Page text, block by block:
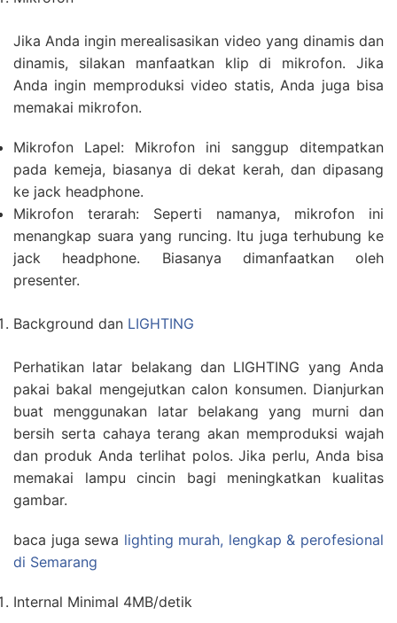
Jika Anda ingin merealisasikan video yang dinamis dan
dinamis, silakan manfaatkan klip di mikrofon. Jika
Anda ingin memproduksi video statis, Anda juga bisa
memakai mikrofon.
Mikrofon Lapel: Mikrofon ini sanggup ditempatkan
pada kemeja, biasanya di dekat kerah, dan dipasang
ke jack headphone.
Mikrofon terarah: Seperti namanya, mikrofon ini
menangkap suara yang runcing. Itu juga terhubung ke
jack headphone. Biasanya dimanfaatkan oleh
presenter.
Background dan LIGHTING
Perhatikan latar belakang dan LIGHTING yang Anda
pakai bakal mengejutkan calon konsumen. Dianjurkan
buat menggunakan latar belakang yang murni dan
bersih serta cahaya terang akan memproduksi wajah
dan produk Anda terlihat polos. Jika perlu, Anda bisa
memakai lampu cincin bagi meningkatkan kualitas
gambar.
baca juga sewa lighting murah, lengkap & perofesional
di Semarang
Internal Minimal 4MB/detik